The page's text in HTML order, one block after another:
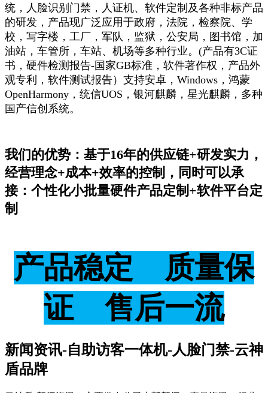
统，人脸识别门禁，人证机、软件定制及各种非标产品
的研发，产品现广泛应用于政府，法院，检察院、学
校，写字楼，工厂，军队，监狱，公安局，图书馆，加
油站，车管所，车站、机场等多种行业。(产品有3C证
书，硬件检测报告-国家GB标准，软件著作权，产品外
观专利，软件测试报告）支持安卓，Windows，鸿蒙
OpenHarmony，统信UOS，银河麒麟，星光麒麟，多种
国产信创系统。
我们的优势：基于16年的供应链+研发实力，
经营理念+成本+效率的控制，同时可以承
接：个性化小批量硬件产品定制+软件平台定
制
产品稳定 质量保
证 售后一流
新闻资讯-自助访客一体机-人脸门禁-云神
盾品牌